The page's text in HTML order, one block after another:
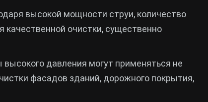
высокой мощности струи, количество
очистки, существенно
давления могут применяться не
фасадов зданий, дорожного покрытия,